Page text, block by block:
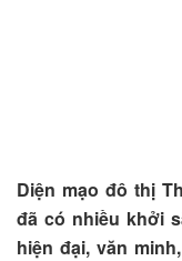
Diện mạo đô thị
đã có nhiều khởi
hiện đại, văn